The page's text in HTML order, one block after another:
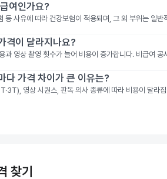
여인가요?
등 사유에 따라 건강보험이 적용되며, 그 외 부위는 일
격이 달라지나요?
과 영상 촬영 횟수가 늘어 비용이 증가합니다. 비급여
다 가격 차이가 큰 이유는?
영상 시퀀스, 판독 의사 종류에 따라 비용이 달라
찾기